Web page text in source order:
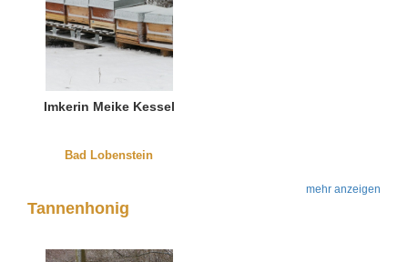
Imkerin Meike Kessel
Bad Lobenstein
mehr anzeigen
Tannenhonig